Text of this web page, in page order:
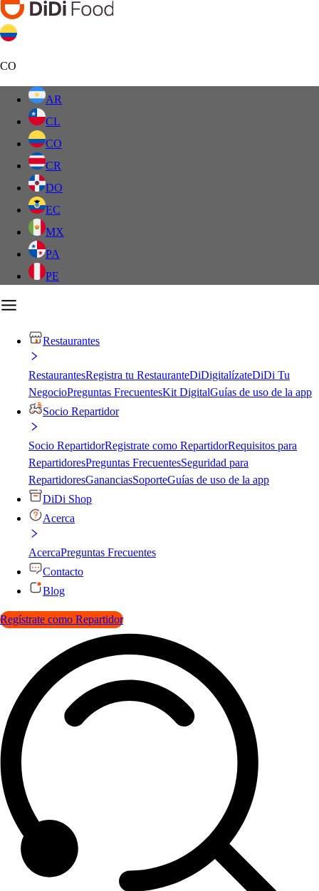
CO
AR
CL
CO
CR
DO
EC
MX
PA
PE
Restaurantes
RestaurantesRegistra tu RestauranteDiDigitalízateDiDi Tu
NegocioPreguntas FrecuentesKit DigitalGuías de uso de la app
Socio Repartidor
Socio RepartidorRegistrate como RepartidorRequisitos para
RepartidoresPreguntas FrecuentesSeguridad para
RepartidoresGananciasSoporteGuías de uso de la app
DiDi Shop
Acerca
AcercaPreguntas Frecuentes
Contacto
Blog
Regístrate como Repartidor